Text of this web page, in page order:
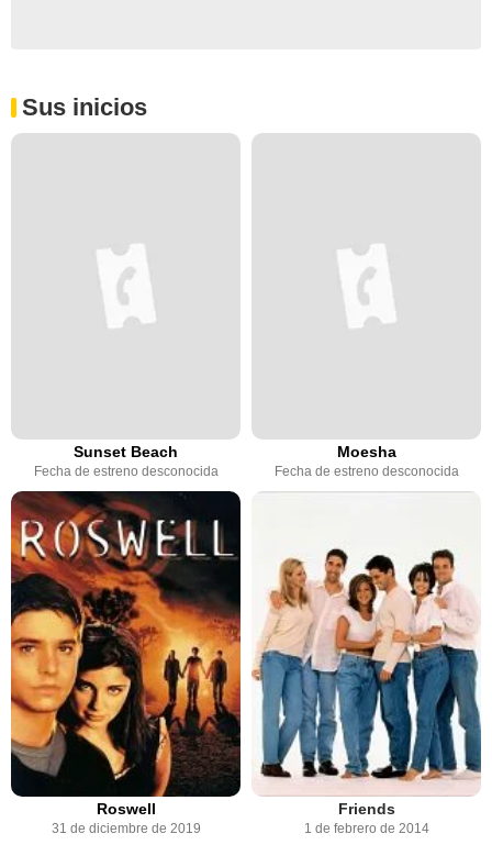
Sus inicios
Sunset Beach
Fecha de estreno desconocida
Moesha
Fecha de estreno desconocida
Roswell
31 de diciembre de 2019
Friends
1 de febrero de 2014